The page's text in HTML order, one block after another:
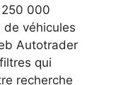
000
véhicules
Autotrader
qui
recherche